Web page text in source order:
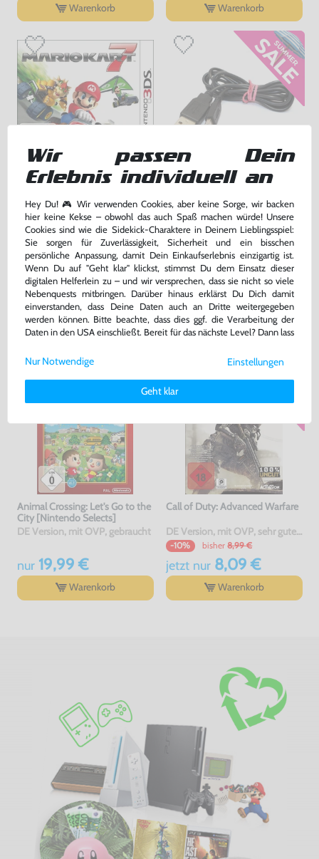
Warenkorb Warenkorb
Mario Kart 7
DE Version, mit OVP, sehr guter Zustand, gebraucht
nur24,99 €
Warenkorb
USB Transfer- / Ladekabel
gebraucht
-70% bisher 2,99 €
jetzt nur 0,90 €
Warenkorb
DAS HABEN ANDERE DAZU
GEKAUFT
Animal Crossing: Let's Go to the
City [Nintendo Selects]
DE Version, mit OVP, gebraucht
nur19,99 €
Warenkorb
Call of Duty: Advanced Warfare
DE Version, mit OVP, sehr guter Zustand, gebraucht, USK18
-10% bisher 8,99 €
jetzt nur8,09 €
Warenkorb
Wir passen Dein
Erlebnis individuell an
Hey Du! 🎮 Wir verwenden Cookies, aber keine Sorge, wir backen
hier keine Kekse – obwohl das auch Spaß machen würde! Unsere
Cookies sind wie die Sidekick-Charaktere in Deinem Lieblingsspiel:
Sie sorgen für Zuverlässigkeit, Sicherheit und ein bisschen
persönliche Anpassung, damit Dein Einkaufserlebnis einzigartig ist.
Wenn Du auf "Geht klar" klickst, stimmst Du dem Einsatz dieser
digitalen Helferlein zu – und wir versprechen, dass sie nicht so viele
Nebenquests mitbringen. Darüber hinaus erklärst Du Dich damit
einverstanden, dass Deine Daten auch an Dritte weitergegeben
werden können. Bitte beachte, dass dies ggf. die Verarbeitung der
Daten in den USA einschließt. Bereit für das nächste Level? Dann lass
Weitere Informationen zu den von uns verwendeten Cookies und
Deinen Rechten als Nutzer findest Du in unsererDaten­schutz­
Impressum.
Einstellungen
Geht klar
Nur Notwendige